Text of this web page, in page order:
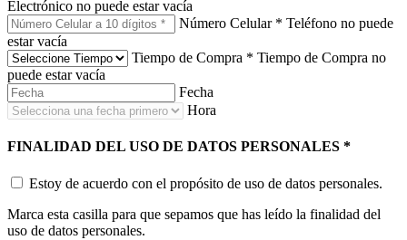
Electrónico no puede estar vacía
Número Celular * Teléfono no puede
estar vacía
Tiempo de Compra * Tiempo de Compra no
puede estar vacía
Fecha
Hora
FINALIDAD DEL USO DE DATOS PERSONALES *
Estoy de acuerdo con el propósito de uso de datos personales.
Marca esta casilla para que sepamos que has leído la finalidad del
uso de datos personales.